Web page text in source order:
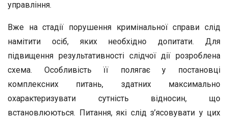
управління.
Вже на стадії порушення кримінальної справи слід
намітити осіб, яких необхідно допитати. Для
підвищення результативності слідчої дії розроблена
схема. Особливість її полягає у постановці
комплексних питань, здатних максимально
охарактеризувати сутність відносин, що
встановлюються. Питання, які слід з’ясовувати у цих